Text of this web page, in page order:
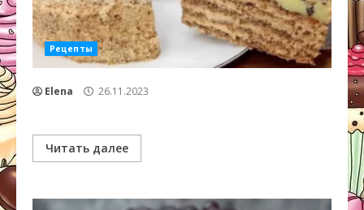
Рецепты
Elena 26.11.2023
Читать далее